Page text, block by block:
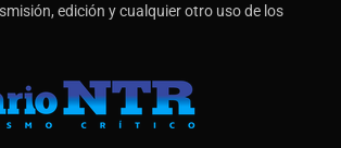
edición y cualquier otro uso de los